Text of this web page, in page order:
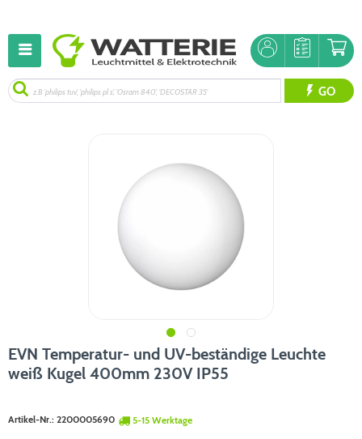
GO
EVN Temperatur- und UV-beständige Leuchte
weiß Kugel 400mm 230V IP55
Artikel-Nr.: 2200005690 5-15 Werktage